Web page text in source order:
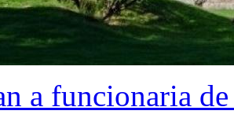
a funcionaria